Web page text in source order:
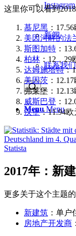
Instagram
新闻
联系我们
Menu Menu
这里你可以看到
慕尼黑 ：
美因河畔的法
斯图加特 ：
柏林 ：12，
达姆施塔特：
美因茨 ：
弗莱堡：
威斯巴登 ：
汉堡：11.94
2017年：新
更多关于这个主题的
新建筑 ：单
房地产开发商